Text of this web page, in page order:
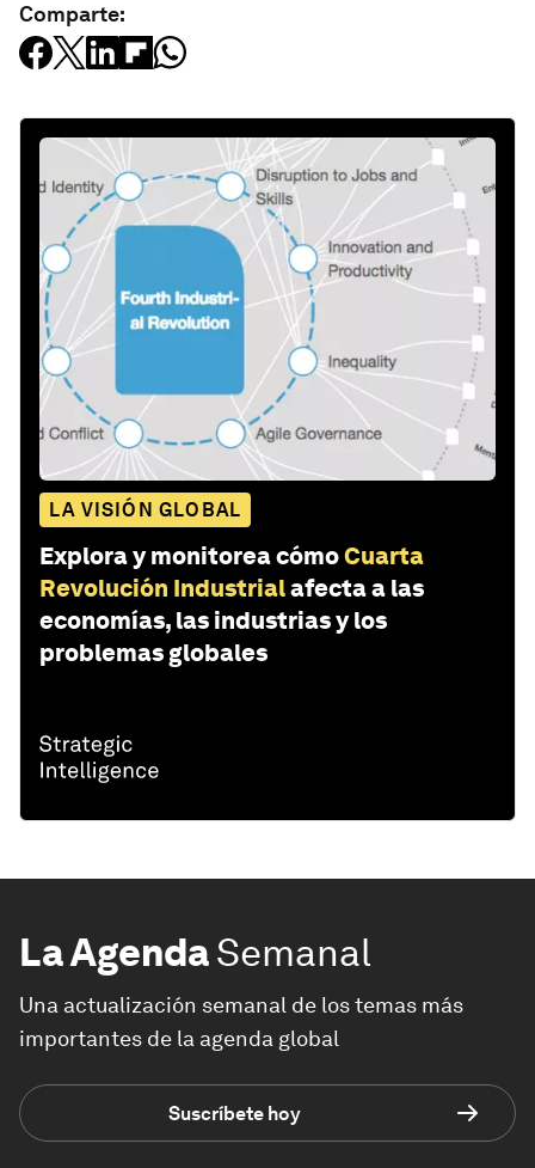
Comparte:
LA VISIÓN GLOBAL
Explora y monitorea cómoCuarta
Revolución Industrialafecta a las
economías, las industrias y los
problemas globales
La AgendaSemanal
Una actualización semanal de los temas más
importantes de la agenda global
Suscríbete hoy